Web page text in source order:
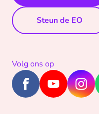
Steun de EO
Volg ons op